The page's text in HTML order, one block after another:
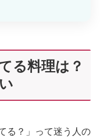
る料理は？
る？」って迷う人の